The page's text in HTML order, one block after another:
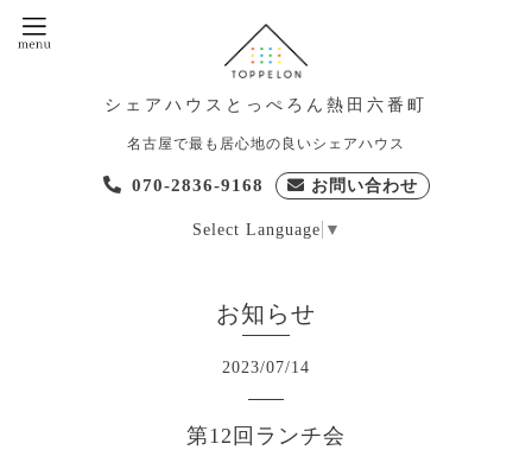
シェアハウスとっぺろん熱田六番町
名古屋で最も居心地の良いシェアハウス
070-2836-9168 お問い合わせ
Select Language ▼
お知らせ
2023/07/14
第12回ランチ会